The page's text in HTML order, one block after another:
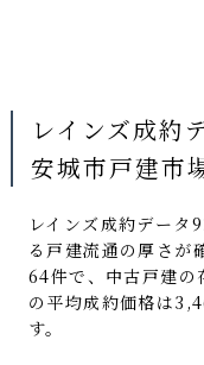
レインズ成約
安城市戸建市
レインズ成約データ
る戸建流通の厚さが
64件で、中古戸建の
の平均成約価格は
す。